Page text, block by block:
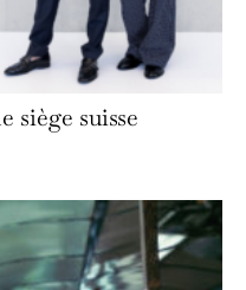
siège suisse